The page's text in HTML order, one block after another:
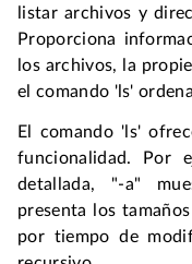
listar archivos y
Proporciona
los archivos, la
el comando 'ls'
El comando 'ls'
funcionalidad. Por
detallada, "-a"
presenta los
por tiempo de